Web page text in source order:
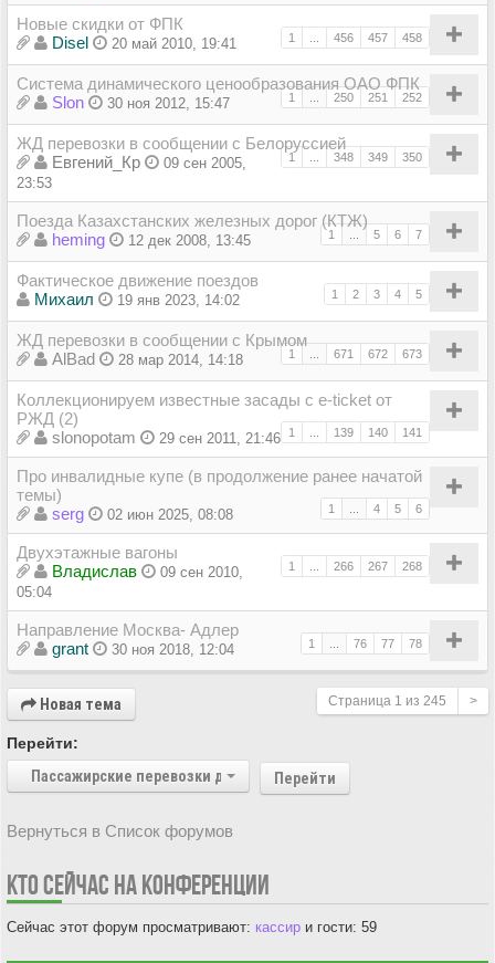
Новые скидки от ФПК
1 456 457 458
Disel 20 май 2010, 19:41
Система динамического ценообразования ОАО ФПК
1 250 251 252
Slon 30 ноя 2012, 15:47
ЖД перевозки в сообщении с Белоруссией
1 348 349 350
Евгений_Кр
09 сен 2005,
23:53
Поезда Казахстанских железных дорог (КТЖ)
1 5 6 7
heming 12 дек 2008, 13:45
Фактическое движение поездов
1 2 3 4 5
Михаил 19 янв 2023, 14:02
ЖД перевозки в сообщении с Крымом
1 671 672 673
AlBad 28 мар 2014, 14:18
Коллекционируем известные засады с e-ticket от
РЖД (2)
1 139 140 141
slonopotam 29 сен 2011, 21:46
Про инвалидные купе (в продолжение ранее начатой
темы)
1 4 5 6
serg 02 июн 2025, 08:08
Двухэтажные вагоны
1 266 267 268
Владиcлав
09 сен 2010,
05:04
Направление Москва- Адлер
1 76 77 78
grant 30 ноя 2018, 12:04
Новая тема Страница 1 из 245 >
Перейти:
Пассажирские перевозки дальнего следования
Перейти
Вернуться в Список форумов
КТО СЕЙЧАС НА КОНФЕРЕНЦИИ
Сейчас этот форум просматривают: кассир и гости: 59